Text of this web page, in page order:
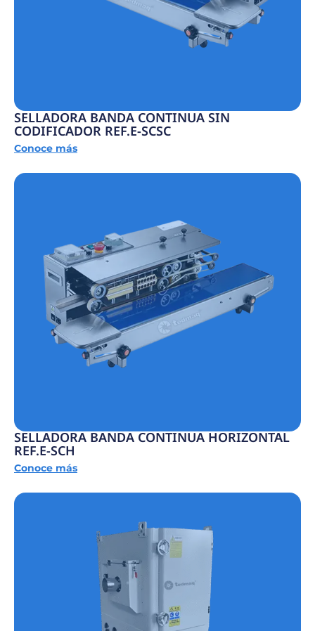
SELLADORA BANDA CONTINUA SIN
CODIFICADOR REF.E-SCSC
Conoce más
SELLADORA BANDA CONTINUA HORIZONTAL
REF.E-SCH
Conoce más